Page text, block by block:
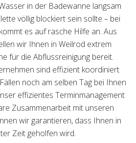
in der Badewanne langsam
völlig blockiert sein sollte – bei
es auf rasche Hilfe an. Aus
wir Ihnen in Weilrod extrem
für die Abflussreinigung bereit.
sind effizient koordiniert
noch am selben Tag bei Ihnen
effizientes Terminmanagement
Zusammenarbeit mit unseren
wir garantieren, dass Ihnen in
Zeit geholfen wird.